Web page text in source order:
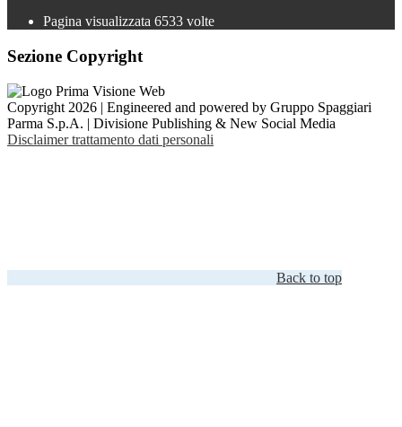
Pagina visualizzata 6533 volte
Sezione Copyright
Copyright 2026 | Engineered and powered by Gruppo Spaggiari
Parma S.p.A. | Divisione Publishing & New Social Media
Disclaimer trattamento dati personali
Back to top